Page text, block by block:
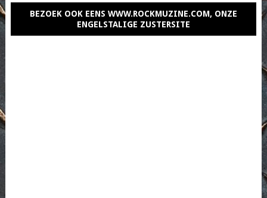
BEZOEK OOK EENS WWW.ROCKMUZINE.COM, ONZE
ENGELSTALIGE ZUSTERSITE